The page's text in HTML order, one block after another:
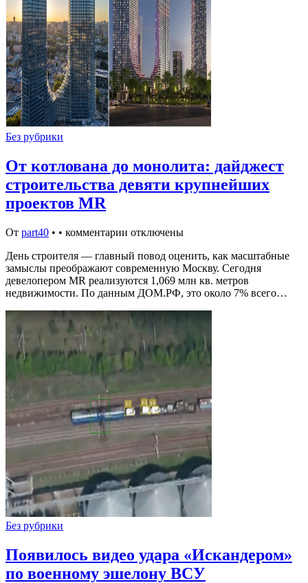
Без рубрики
От котлована до монолита: дайджест
строительства девяти крупнейших
проектов MR
От part40 • • комментарии отключены
День строителя — главный повод оценить, как масштабные
замыслы преображают современную Москву. Сегодня
девелопером MR реализуются 1,069 млн кв. метров
недвижимости. По данным ДОМ.РФ, это около 7% всего…
Без рубрики
Появилось видео удара «Искандером»
по военному эшелону ВСУ